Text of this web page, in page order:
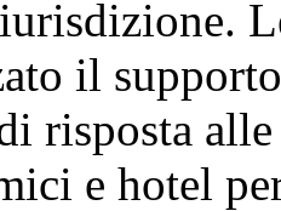
il
risposta
e hotel